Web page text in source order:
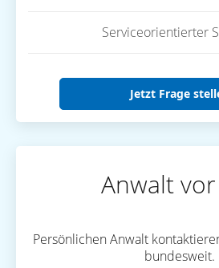
Serviceorientierter
Jetzt Frage
Anwalt
Persönlichen Anwalt
bundesweit.